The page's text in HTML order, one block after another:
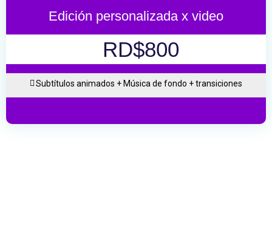
Edición personalizada x video
RD$800
Subtítulos animados + Música de fondo + transiciones